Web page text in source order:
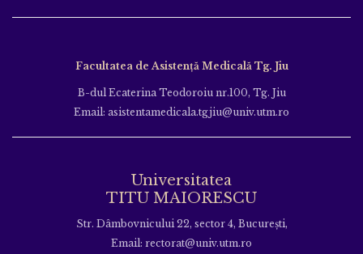
Facultatea de Asistență Medicală Tg. Jiu
B-dul Ecaterina Teodoroiu nr.100, Tg. Jiu
Email: asistentamedicala.tgjiu@univ.utm.ro
Universitatea
TITU MAIORESCU
Str. Dâmbovnicului 22, sector 4, București,
Email: rectorat@univ.utm.ro